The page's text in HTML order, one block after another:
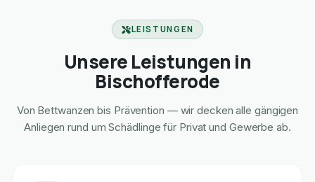
LEISTUNGEN
Unsere Leistungen in
Bischofferode
Von Bettwanzen bis Prävention — wir decken alle gängigen
Anliegen rund um Schädlinge für Privat und Gewerbe ab.